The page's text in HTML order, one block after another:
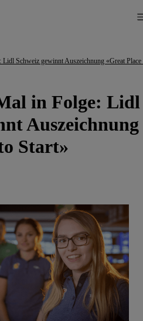
Schweiz gewinnt Auszeichnung «Great Place
in Folge: Lidl
Auszeichnung
Start»